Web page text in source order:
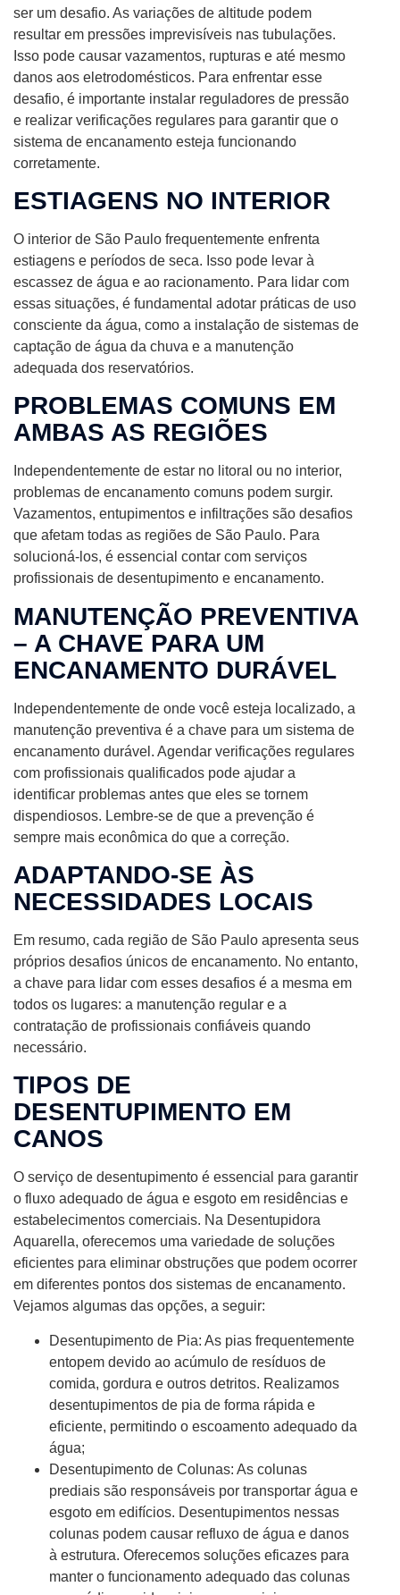
ser um desafio. As variações de altitude podem
resultar em pressões imprevisíveis nas tubulações.
Isso pode causar vazamentos, rupturas e até mesmo
danos aos eletrodomésticos. Para enfrentar esse
desafio, é importante instalar reguladores de pressão
e realizar verificações regulares para garantir que o
sistema de encanamento esteja funcionando
corretamente.
ESTIAGENS NO INTERIOR
O interior de São Paulo frequentemente enfrenta
estiagens e períodos de seca. Isso pode levar à
escassez de água e ao racionamento. Para lidar com
essas situações, é fundamental adotar práticas de uso
consciente da água, como a instalação de sistemas de
captação de água da chuva e a manutenção
adequada dos reservatórios.
PROBLEMAS COMUNS EM
AMBAS AS REGIÕES
Independentemente de estar no litoral ou no interior,
problemas de encanamento comuns podem surgir.
Vazamentos, entupimentos e infiltrações são desafios
que afetam todas as regiões de São Paulo. Para
solucioná-los, é essencial contar com serviços
profissionais de desentupimento e encanamento.
MANUTENÇÃO PREVENTIVA
– A CHAVE PARA UM
ENCANAMENTO DURÁVEL
Independentemente de onde você esteja localizado, a
manutenção preventiva é a chave para um sistema de
encanamento durável. Agendar verificações regulares
com profissionais qualificados pode ajudar a
identificar problemas antes que eles se tornem
dispendiosos. Lembre-se de que a prevenção é
sempre mais econômica do que a correção.
ADAPTANDO-SE ÀS
NECESSIDADES LOCAIS
Em resumo, cada região de São Paulo apresenta seus
próprios desafios únicos de encanamento. No entanto,
a chave para lidar com esses desafios é a mesma em
todos os lugares: a manutenção regular e a
contratação de profissionais confiáveis quando
necessário.
TIPOS DE
DESENTUPIMENTO EM
CANOS
O serviço de desentupimento é essencial para garantir
o fluxo adequado de água e esgoto em residências e
estabelecimentos comerciais. Na Desentupidora
Aquarella, oferecemos uma variedade de soluções
eficientes para eliminar obstruções que podem ocorrer
em diferentes pontos dos sistemas de encanamento.
Vejamos algumas das opções, a seguir:
Desentupimento de Pia: As pias frequentemente
entopem devido ao acúmulo de resíduos de
comida, gordura e outros detritos. Realizamos
desentupimentos de pia de forma rápida e
eficiente, permitindo o escoamento adequado da
água;
Desentupimento de Colunas: As colunas
prediais são responsáveis por transportar água e
esgoto em edifícios. Desentupimentos nessas
colunas podem causar refluxo de água e danos
à estrutura. Oferecemos soluções eficazes para
manter o funcionamento adequado das colunas